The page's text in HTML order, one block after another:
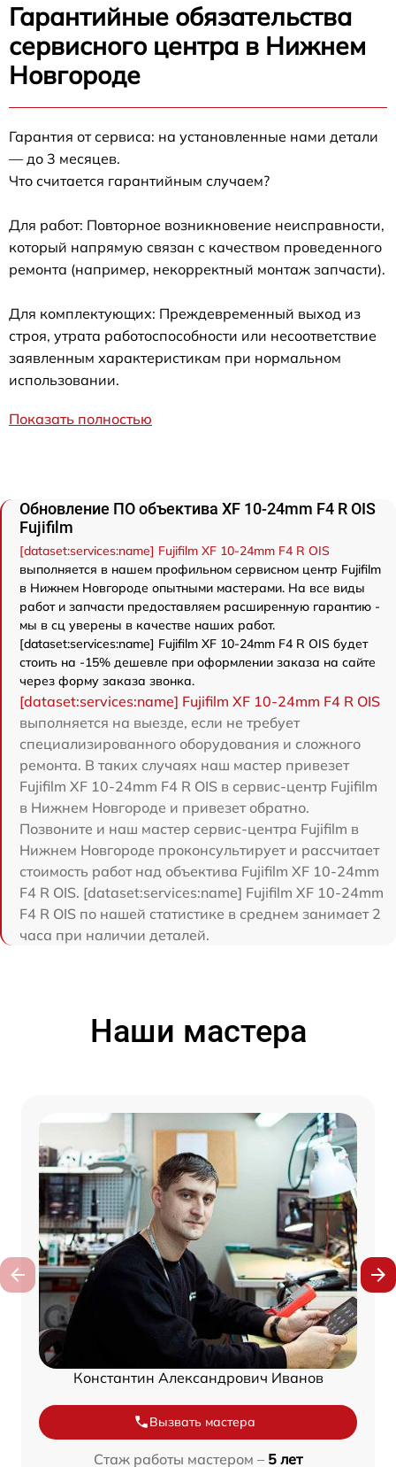
Гарантийные обязательства
сервисного центра в Нижнем
Новгороде
Гарантия от сервиса: на установленные нами детали
— до 3 месяцев.
Что считается гарантийным случаем?
Для работ: Повторное возникновение неисправности,
который напрямую связан с качеством проведенного
ремонта (например, некорректный монтаж запчасти).
Для комплектующих: Преждевременный выход из
строя, утрата работоспособности или несоответствие
заявленным характеристикам при нормальном
использовании.
Показать полностью
Обновление ПО объектива XF 10-24mm F4 R OIS
Fujifilm
[dataset:services:name] Fujifilm XF 10-24mm F4 R OIS
выполняется в нашем профильном сервисном центр Fujifilm
в Нижнем Новгороде опытными мастерами. На все виды
работ и запчасти предоставляем расширенную гарантию -
мы в сц уверены в качестве наших работ.
[dataset:services:name] Fujifilm XF 10-24mm F4 R OIS будет
стоить на -15% дешевле при оформлении заказа на сайте
через форму заказа звонка.
[dataset:services:name] Fujifilm XF 10-24mm F4 R OIS
выполняется на выезде, если не требует
специализированного оборудования и сложного
ремонта. В таких случаях наш мастер привезет
Fujifilm XF 10-24mm F4 R OIS в сервис-центр Fujifilm
в Нижнем Новгороде и привезет обратно.
Позвоните и наш мастер сервис-центра Fujifilm в
Нижнем Новгороде проконсультирует и рассчитает
стоимость работ над объектива Fujifilm XF 10-24mm
F4 R OIS. [dataset:services:name] Fujifilm XF 10-24mm
F4 R OIS по нашей статистике в среднем занимает 2
часа при наличии деталей.
Наши мастера
Константин Александрович Иванов
Вызвать мастера
Стаж работы мастером – 5 лет